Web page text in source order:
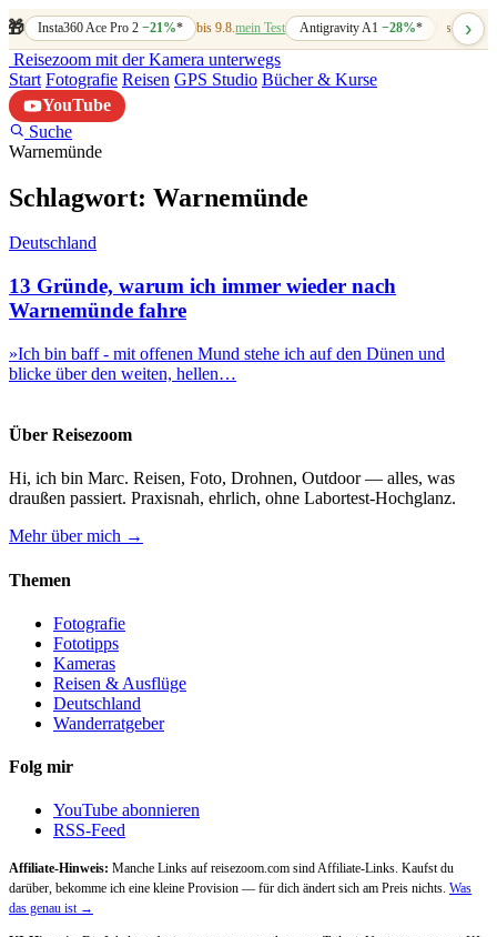
🎁 Insta360 Ace Pro 2−21%* bis 9.8.mein Test Antigravity A1 −28%* bis 7.8.
›
Reisezoom mit der Kamera unterwegs
Start Fotografie Reisen GPS Studio Bücher & Kurse
YouTube
Suche
Warnemünde
Schlagwort: Warnemünde
Deutschland
13 Gründe, warum ich immer wieder nach
Warnemünde fahre
»Ich bin baff - mit offenen Mund stehe ich auf den Dünen und
blicke über den weiten, hellen…
Über Reisezoom
Hi, ich bin Marc. Reisen, Foto, Drohnen, Outdoor — alles, was
draußen passiert. Praxisnah, ehrlich, ohne Labortest-Hochglanz.
Mehr über mich →
Themen
Fotografie
Fototipps
Kameras
Reisen & Ausflüge
Deutschland
Wanderratgeber
Folg mir
YouTube abonnieren
RSS-Feed
Affiliate-Hinweis: Manche Links auf reisezoom.com sind Affiliate-Links. Kaufst du
darüber, bekomme ich eine kleine Provision — für dich ändert sich am Preis nichts. Was
das genau ist →